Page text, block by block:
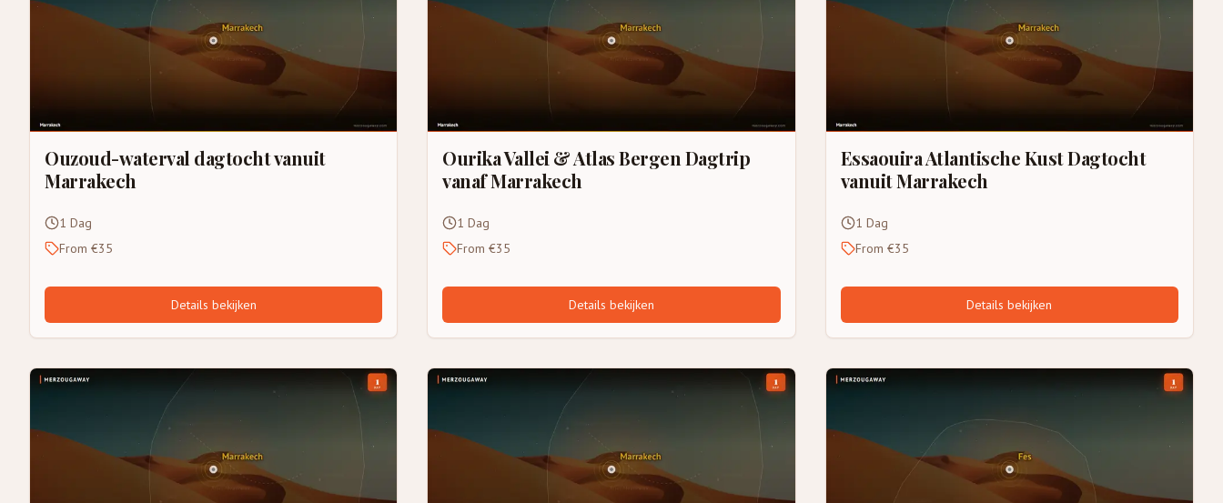
Ouzoud-waterval dagtocht vanuit
Marrakech
1 Dag
From €35
Details bekijken
Ourika Vallei & Atlas Bergen Dagtrip
vanaf Marrakech
1 Dag
From €35
Details bekijken
Essaouira Atlantische Kust Dagtocht
vanuit Marrakech
1 Dag
From €35
Details bekijken